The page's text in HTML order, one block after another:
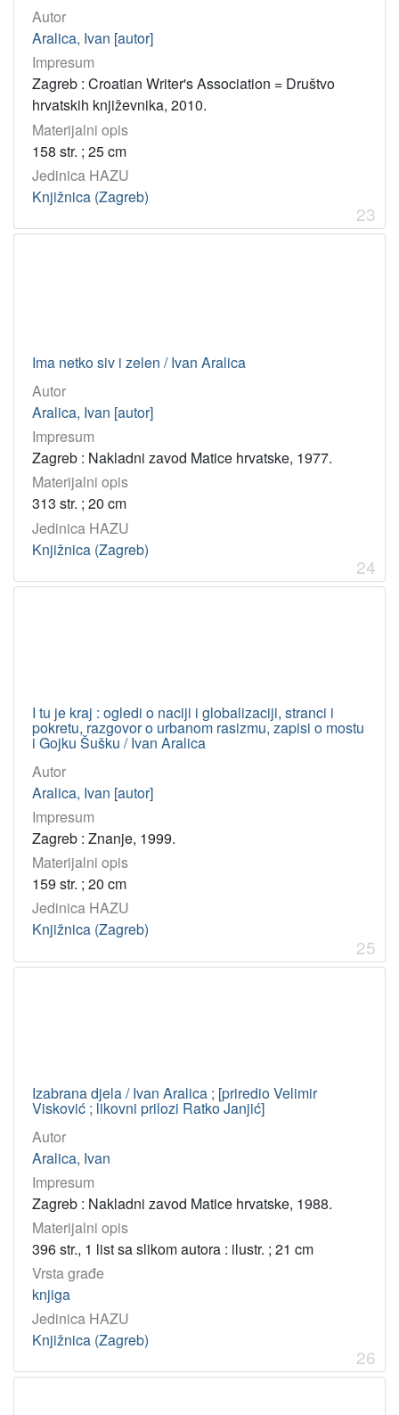
Autor
Aralica, Ivan [autor]
Impresum
Zagreb : Croatian Writer's Association = Društvo
hrvatskih književnika, 2010.
Materijalni opis
158 str. ; 25 cm
Jedinica HAZU
Knjižnica (Zagreb)
23
Ima netko siv i zelen / Ivan Aralica
Autor
Aralica, Ivan [autor]
Impresum
Zagreb : Nakladni zavod Matice hrvatske, 1977.
Materijalni opis
313 str. ; 20 cm
Jedinica HAZU
Knjižnica (Zagreb)
24
I tu je kraj : ogledi o naciji i globalizaciji, stranci i
pokretu, razgovor o urbanom rasizmu, zapisi o mostu
i Gojku Šušku / Ivan Aralica
Autor
Aralica, Ivan [autor]
Impresum
Zagreb : Znanje, 1999.
Materijalni opis
159 str. ; 20 cm
Jedinica HAZU
Knjižnica (Zagreb)
25
Izabrana djela / Ivan Aralica ; [priredio Velimir
Visković ; likovni prilozi Ratko Janjić]
Autor
Aralica, Ivan
Impresum
Zagreb : Nakladni zavod Matice hrvatske, 1988.
Materijalni opis
396 str., 1 list sa slikom autora : ilustr. ; 21 cm
Vrsta građe
knjiga
Jedinica HAZU
Knjižnica (Zagreb)
26